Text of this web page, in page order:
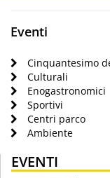
Eventi
Cinquantesimo
Culturali
Enogastronomici
Sportivi
Centri parco
Ambiente
EVENTI